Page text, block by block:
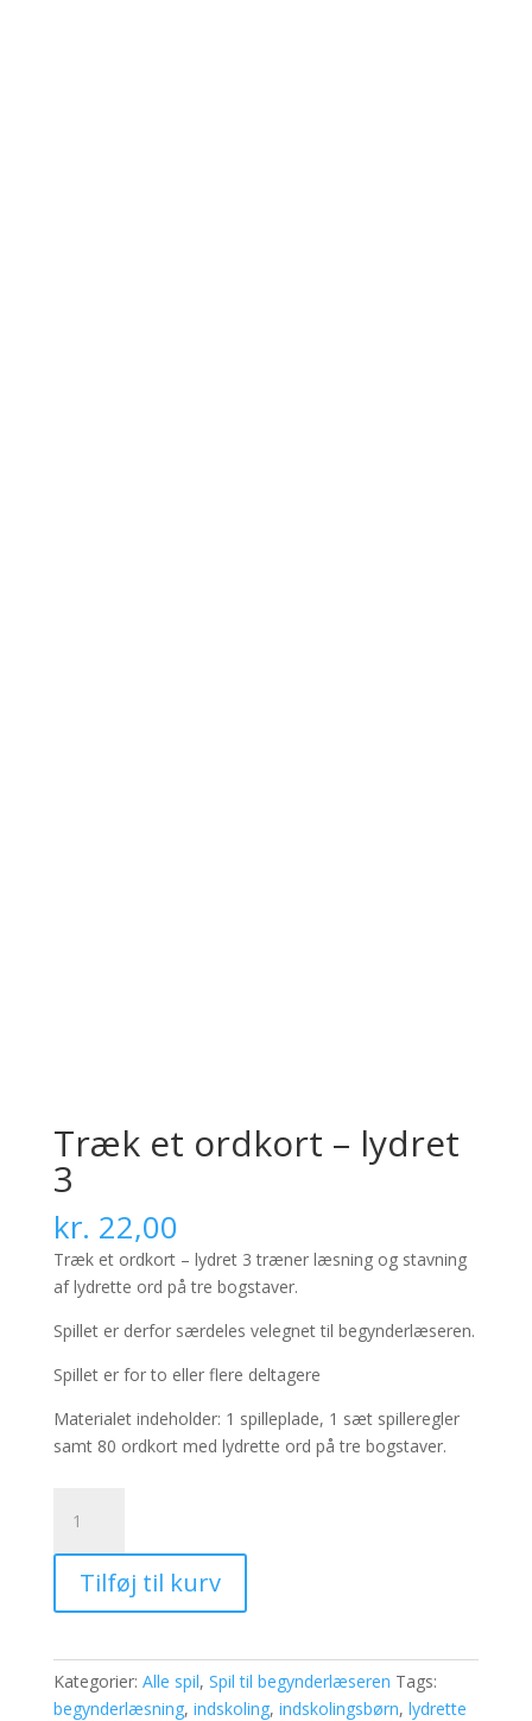
Træk et ordkort – lydret
3
kr. 22,00
Træk et ordkort – lydret 3 træner læsning og stavning
af lydrette ord på tre bogstaver.
Spillet er derfor særdeles velegnet til begynderlæseren.
Spillet er for to eller flere deltagere
Materialet indeholder: 1 spilleplade, 1 sæt spilleregler
samt 80 ordkort med lydrette ord på tre bogstaver.
ordkort
lydret
antal
Tilføj til kurv
Kategorier: Alle spil, Spil til begynderlæseren Tags:
begynderlæsning, indskoling, indskolingsbørn, lydrette